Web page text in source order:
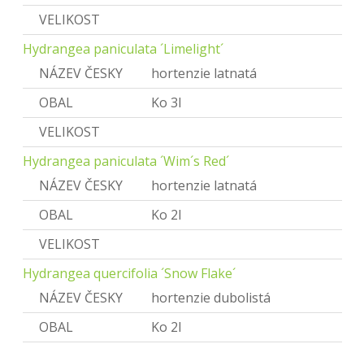
VELIKOST
Hydrangea paniculata ´Limelight´
NÁZEV ČESKY
hortenzie latnatá
OBAL
Ko 3l
VELIKOST
Hydrangea paniculata ´Wim´s Red´
NÁZEV ČESKY
hortenzie latnatá
OBAL
Ko 2l
VELIKOST
Hydrangea quercifolia ´Snow Flake´
NÁZEV ČESKY
hortenzie dubolistá
OBAL
Ko 2l